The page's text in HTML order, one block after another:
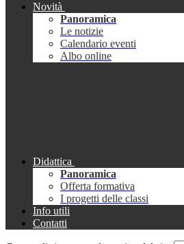
Novità
Panoramica
Le notizie
Calendario eventi
Albo online
Didattica
Panoramica
Offerta formativa
I progetti delle classi
Info utili
Contatti